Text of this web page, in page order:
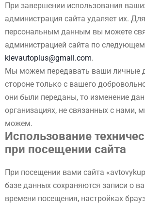
При завершении использования
администрация сайта удаляет их.
персональным данным вы можете
администрацией сайта по
kievautoplus@gmail.com.
Мы можем передавать ваши личные
стороне только с вашего
они были переданы, то изменение
организациях, не связанных с нами,
можем.
Использование
при посещении сайта
При посещении вами сайта
базе данных сохраняются записи о
времени посещения, настройках